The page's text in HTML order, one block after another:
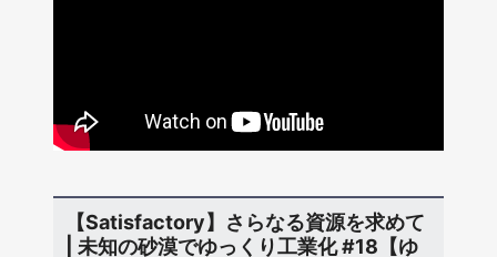
【Satisfactory】さらなる資源を求めて
| 未知の砂漠でゆっくり工業化 #18【ゆ